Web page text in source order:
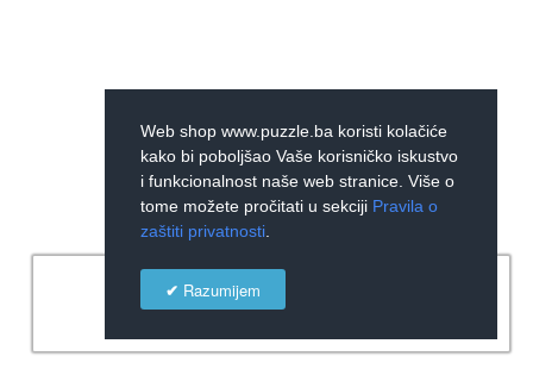
Web shop www.puzzle.ba koristi kolačiće
kako bi poboljšao Vaše korisničko iskustvo
i funkcionalnost naše web stranice. Više o
tome možete pročitati u sekciji Pravila o
zaštiti privatnosti.
Razumijem